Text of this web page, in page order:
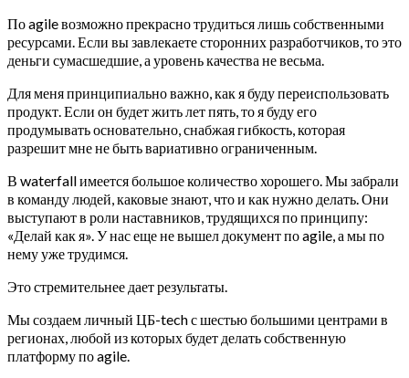
По agile возможно прекрасно трудиться лишь собственными
ресурсами. Если вы завлекаете сторонних разработчиков, то это
деньги сумасшедшие, а уровень качества не весьма.
Для меня принципиально важно, как я буду переиспользовать
продукт. Если он будет жить лет пять, то я буду его
продумывать основательно, снабжая гибкость, которая
разрешит мне не быть вариативно ограниченным.
В waterfall имеется большое количество хорошего. Мы забрали
в команду людей, каковые знают, что и как нужно делать. Они
выступают в роли наставников, трудящихся по принципу:
«Делай как я». У нас еще не вышел документ по agile, а мы по
нему уже трудимся.
Это стремительнее дает результаты.
Мы создаем личный ЦБ-tech с шестью большими центрами в
регионах, любой из которых будет делать собственную
платформу по agile.